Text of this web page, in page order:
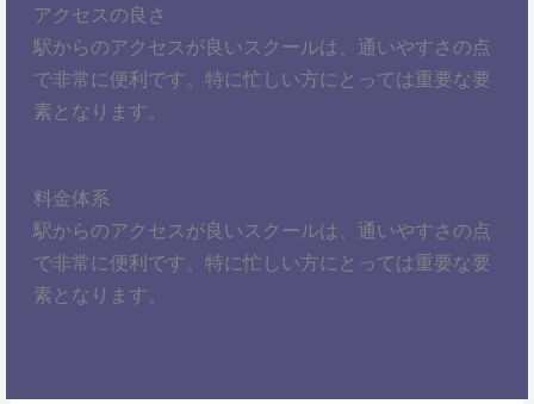
アクセスの良さ
駅からのアクセスが良いスクールは、通いやすさの点
で非常に便利です。特に忙しい方にとっては重要な要
素となります。
料金体系
駅からのアクセスが良いスクールは、通いやすさの点
で非常に便利です。特に忙しい方にとっては重要な要
素となります。